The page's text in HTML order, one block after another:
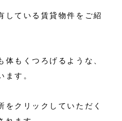
している賃貸物件をご紹
体もくつろげるような、
ます。
をクリックしていただく